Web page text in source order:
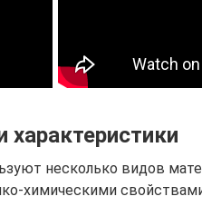
характеристики
несколько видов
химическими